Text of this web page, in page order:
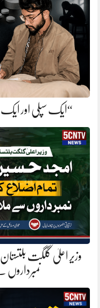
“ایک سپلی اور ایک
وزیر اعلیٰ گلگت